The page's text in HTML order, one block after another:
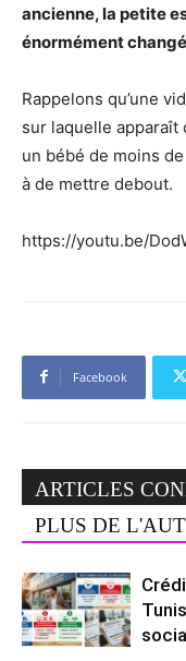
ancienne, la petite
énormément
Rappelons qu’une
sur laquelle apparaît
un bébé de moins
à de mettre debout.
https://youtu.be/
Facebook
ARTICLES
PLUS DE